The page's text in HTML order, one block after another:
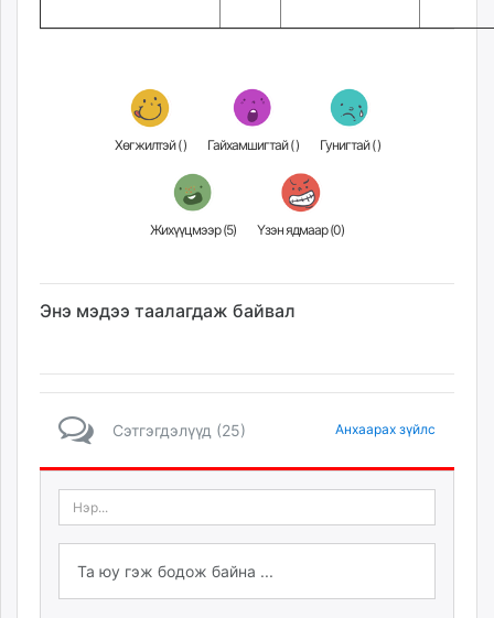
Хөгжилтэй () Гайхамшигтай () Гунигтай ()
Жихүүцмээр (5) Үзэн ядмаар (0)
Энэ мэдээ таалагдаж байвал
Сэтгэгдэлүүд (25) Анхаарах зүйлс